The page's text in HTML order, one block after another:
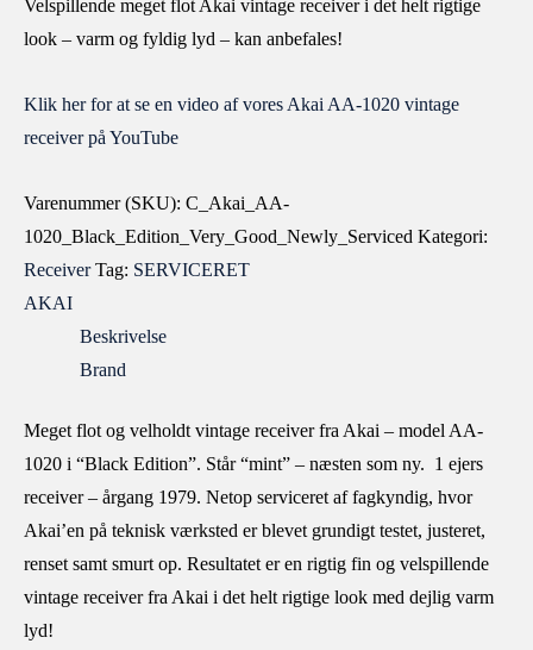
Velspillende meget flot Akai vintage receiver i det helt rigtige
look – varm og fyldig lyd – kan anbefales!
Klik her for at se en video af vores Akai AA-1020 vintage
receiver på YouTube
Varenummer (SKU): C_Akai_AA-
1020_Black_Edition_Very_Good_Newly_Serviced Kategori:
Receiver Tag: SERVICERET
AKAI
Beskrivelse
Brand
Meget flot og velholdt vintage receiver fra Akai – model AA-
1020 i “Black Edition”. Står “mint” – næsten som ny. 1 ejers
receiver – årgang 1979. Netop serviceret af fagkyndig, hvor
Akai’en på teknisk værksted er blevet grundigt testet, justeret,
renset samt smurt op. Resultatet er en rigtig fin og velspillende
vintage receiver fra Akai i det helt rigtige look med dejlig varm
lyd!